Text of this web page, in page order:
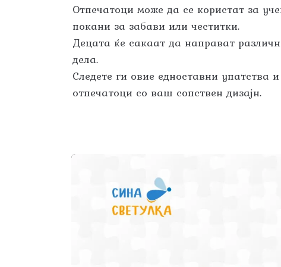
Отпечатоци може да се користат за
покани за забави или честитки.
Децата ќе сакаат да направат
дела.
Следете ги овие едноставни
отпечатоци со ваш сопствен дизајн.